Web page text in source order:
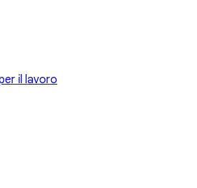
il lavoro